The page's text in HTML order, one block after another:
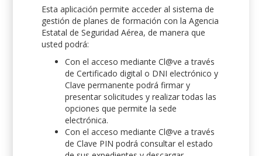
Esta aplicación permite acceder al sistema de
gestión de planes de formación con la Agencia
Estatal de Seguridad Aérea, de manera que
usted podrá:
Con el acceso mediante Cl@ve a través
de Certificado digital o DNI electrónico y
Clave permanente podrá firmar y
presentar solicitudes y realizar todas las
opciones que permite la sede
electrónica.
Con el acceso mediante Cl@ve a través
de Clave PIN podrá consultar el estado